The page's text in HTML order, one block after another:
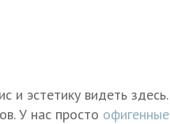
и эстетику видеть здесь.
У нас просто офигенные